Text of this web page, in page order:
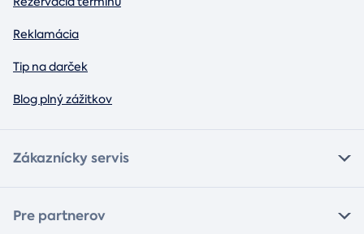
Reklamácia
Tip na darček
Blog plný zážitkov
Zákaznícky servis
Pre partnerov